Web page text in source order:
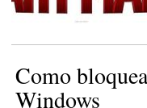
Como
Windows